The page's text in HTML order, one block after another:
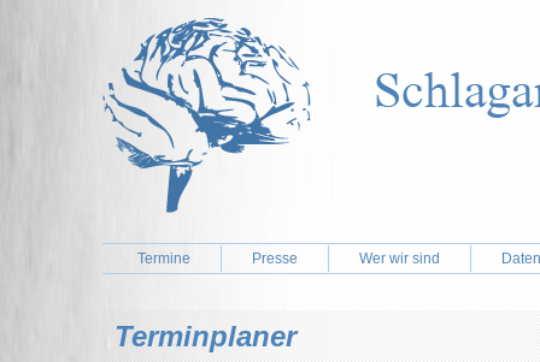
Termine Presse Wer wir sind
Terminplaner